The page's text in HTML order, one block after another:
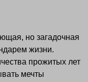
но загадочная
жизни.
прожитых лет
мечты